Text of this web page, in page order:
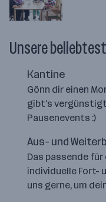
Unsere
Kantine
Gönn dir einen
gibt's
Pausenevents :)
Aus- und
Das passende für
individuelle Fort-
uns gerne, um